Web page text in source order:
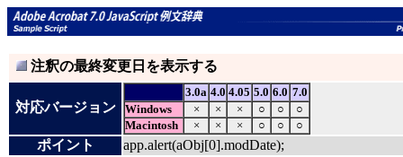
注釈の最終変更日を表示する
対応バージョン
3.0a 4.0 4.05 5.0 6.0 7.0
Windows
× × × ○ ○
○
Macintosh
× × × ○ ○ ○
ポイント
app.alert(aObj[0].modDate);